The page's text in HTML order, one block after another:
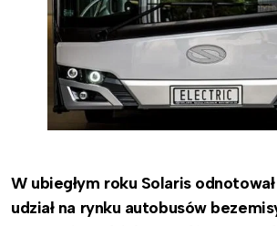
W ubiegłym roku Solaris
udział na rynku autobusów